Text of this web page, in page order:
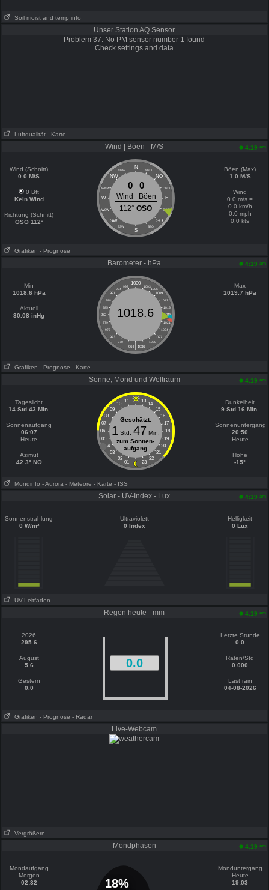
Soil moist and temp info
Unser Station AQ Sensor
Problem 37: No PM sensor number 1 found
Check settings and data
Luftqualität - Karte
Wind | Böen - M/S 4:19 am
Wind (Schnitt)
0.0 M/S
0 Bft
Kein Wind
Richtung (Schnitt)
OSO 112°
N
NNW NNO
NW NO
WNW ONO
W E
WSW OSO
SW SO
SSW SSO
S
0 0
Wind
Böen
112° OSO
Böen (Max)
1.0 M/S
Wind
0.0 m/s =
0.0 km/h
0.0 mph
0.0 kts
Grafiken - Prognose
Barometer - hPa 4:19 am
Min
1018.6 hPa
Aktuell
30.08 inHg
1000
997 1003
994
1006
991
1009
988
1012
985
1015
982
1018
979
1021
976
1024
973
1027
970
1030
|
964 1036
1018.6
Max
1019.7 hPa
Grafiken - Prognose - Karte
Sonne, Mond und Weltraum 4:19 am
Tageslicht
14 Std.43 Min.
Sonnenaufgang
06:07
Heute
Azimut
42.3° NO
11 13
10
14
09
15
08
16
07
17
06
18
05
19
04
20
03
21
02
22
01 23
Geschätzt:
1 Std. 47 Min.
zum Sonnen-
aufgang
Dunkelheit
9 Std.16 Min.
Sonnenuntergang
20:50
Heute
Höhe
-15°
Mondinfo - Aurora - Meteore - Karte - ISS
Solar - UV-Index - Lux 4:19 am
Sonnenstrahlung
0 W/m²
Ultraviolett
0 Index
Helligkeit
0 Lux
UV-Leitfaden
Regen heute - mm 4:19 am
2026
295.6
August
5.6
Gestern
0.0
0.0
Letzte Stunde
0.0
Raten/Std
0.000
Last rain
04-08-2026
Grafiken - Prognose - Radar
Live-Webcam
Vergrößern
Mondphasen 4:19 am
Mondaufgang
Morgen
02:32
18%
Monduntergang
Heute
19:03